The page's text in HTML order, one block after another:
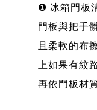
❶ 冰箱門板
門板與把手
且柔軟的布
上如果有紋
再依門板材